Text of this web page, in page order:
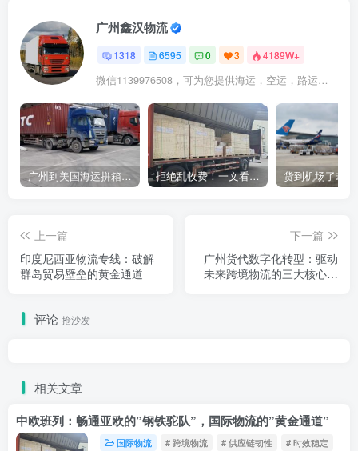
广州鑫汉物流
1318 6595 0 3 4189W+
微信1139976508，可为您提供海运，空运，路运，铁路运输
广州到美国海运拼箱多少钱？2024年最新运费构成+隐藏费用避坑指南 拒绝乱收费！一文看懂中国货代计费套路，教你避开所有隐形坑
上一篇
印度尼西亚物流专线：破解
群岛贸易壁垒的黄金通道
下一篇
广州货代数字化转型：驱动
未来跨境物流的三大核心策
评论 抢沙发
相关文章
中欧班列：畅通亚欧的”钢铁驼队”，国际物流的”黄金通道”
国际物流 # 跨境物流 # 供应链韧性 # 时效稳定